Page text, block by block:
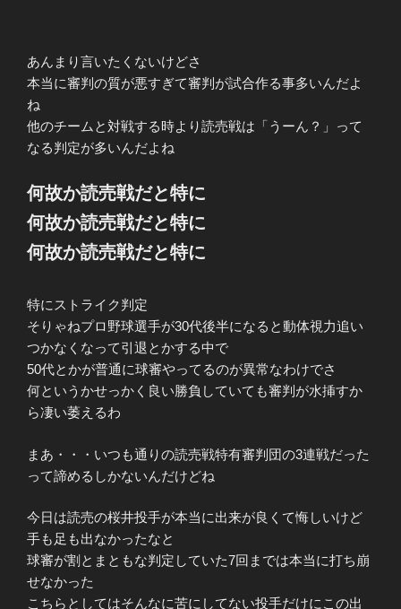
あんまり言いたくないけどさ
本当に審判の質が悪すぎて審判が試合作る事多いんだよ
ね
他のチームと対戦する時より読売戦は「うーん？」って
なる判定が多いんだよね
何故か読売戦だと特に
何故か読売戦だと特に
何故か読売戦だと特に
特にストライク判定
そりゃねプロ野球選手が30代後半になると動体視力追い
つかなくなって引退とかする中で
50代とかが普通に球審やってるのが異常なわけでさ
何というかせっかく良い勝負していても審判が水挿すか
ら凄い萎えるわ
まあ・・・いつも通りの読売戦特有審判団の3連戦だった
って諦めるしかないんだけどね
今日は読売の桜井投手が本当に出来が良くて悔しいけど
手も足も出なかったなと
球審が割とまともな判定していた7回までは本当に打ち崩
せなかった
こちらとしてはそんなに苦にしてない投手だけにこの出